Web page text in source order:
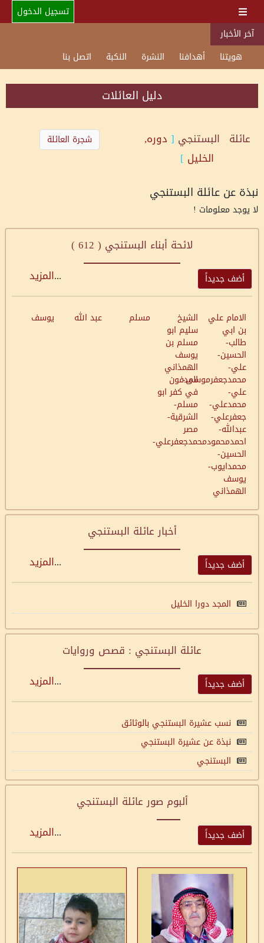
تسجيل الدخول
آخر الأخبار
هويتنا
أهدافنا النشرة النكبة اتصل بنا
دليل العائلات
عائلة البستنجي [ دوره,
الخليل ]
شجرة العائلة
نبذة عن عائلة البستنجي
لا يوجد معلومات !
لائحة أبناء البستنجي ( 612
)
أضف جديداً ...المزيد
الامام علي
بن ابي
طالب-
الحسين-
علي-
محمدجعفرموسى-
علي-
محمدعلي-
جعفرعلي-
عبدالله-
احمدمحمودمحمدجعفرعلي-
الحسين-
محمدايوب-
يوسف
الهمذاني
الشيخ
سليم ابو
مسلم بن
يوسف
الهمذاني
المدفون
في كفر ابو
مسلم-
الشرقية-
مصر
مسلم عبد الله يوسف
أخبار عائلة البستنجي
أضف جديداً ...المزيد
المجد دورا الخليل
عائلة البستنجي : قصص وروايات
أضف جديداً ...المزيد
نسب عشيرة البستنجي بالوثائق
نبذة عن عشيرة البستنجي
البستنجي
ألبوم صور عائلة البستنجي
أضف جديداً ...المزيد